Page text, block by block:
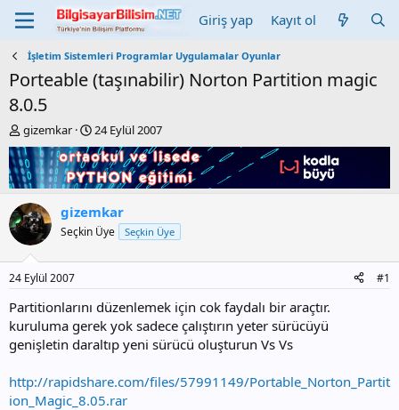
Giriş yap Kayıt ol
İşletim Sistemleri Programlar Uygulamalar Oyunlar
Porteable (taşınabilir) Norton Partition magic
8.0.5
K
o
n
b
u
y
u
b
a
ş
l
a
t
n
gizemkar
B
a
ş
l
a
n
g
a
r
i
i
24 Eylül 2007
gizemkar
Seçkin Üye Seçkin Üye
24 Eylül 2007 #1
Partitionlarını düzenlemek için cok faydalı bir araçtır.
kuruluma gerek yok sadece çalıştırın yeter sürücüyü
genişletin daraltıp yeni sürücü oluşturun Vs Vs
http://rapidshare.com/files/57991149/Portable_Norton_Partit
ion_Magic_8.05.rar